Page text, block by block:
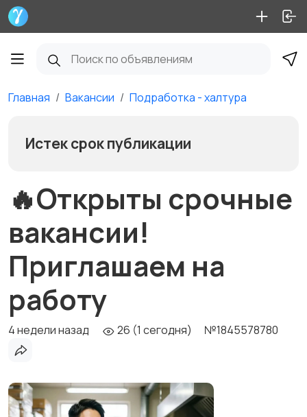
Главная Вакансии Подработка - халтура
Истек срок публикации
🔥Открыты срочные
вакансии!
Приглашаем на
работу
4 недели назад 26 (1 сегодня) №1845578780